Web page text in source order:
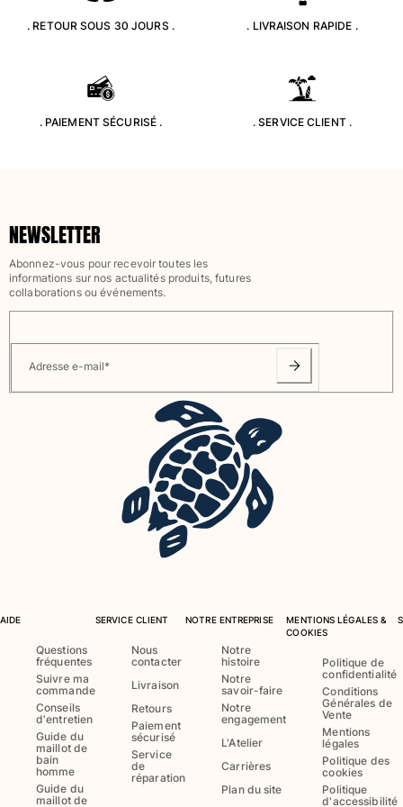
Classique ultra-léger
T-Shirts Anti UV
Maillots de Bain magiques
Tous les articles
Pantalons
Chemises
Shorts
Tous les articles
T-shirts Anti UV
Robes et jupes
Combinaisons
Shorts
Sweats
T-shirts
Tous les articles
Bébé
. RETOUR SOUS 30 JOURS . . LIVRAISON RAPIDE .
. PAIEMENT SÉCURISÉ . . SERVICE CLIENT .
NEWSLETTER
Abonnez-vous pour recevoir toutes les
informations sur nos actualités produits, futures
collaborations ou événements.
Adresse e-mail*
AIDE
Questions
fréquentes
Suivre ma
commande
Conseils
d'entretien
Guide du
maillot de
bain
homme
Guide du
maillot de
SERVICE CLIENT
Nous
contacter
Livraison
Retours
Paiement
sécurisé
Service
de
réparation
NOTRE ENTREPRISE
Notre
histoire
Notre
savoir-faire
Notre
engagement
L'Atelier
Carrières
Plan du site
MENTIONS LÉGALES &
COOKIES
Politique de
confidentialité
Conditions
Générales de
Vente
Mentions
légales
Politique des
cookies
Politique
d'accessibilité